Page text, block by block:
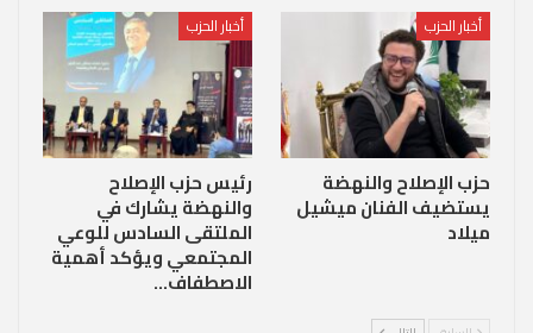
أخبار الحزب
حزب الإصلاح والنهضة
يستضيف الفنان ميشيل
ميلاد
أخبار الحزب
رئيس حزب الإصلاح
والنهضة يشارك في
الملتقى السادس للوعي
المجتمعي ويؤكد أهمية
الاصطفاف…